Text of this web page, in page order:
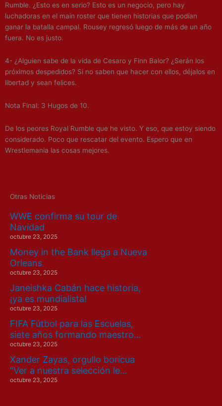
Rumble. ¿Esto es en serio? Esto es un negocio, pero hay
luchadoras en el main roster que tienen historias que podían
ganar la batalla campal. Rousey regresó luego de más de un año
fuera. No es justo.
4- ¿Alguien sabe de la vida de Cesaro y Finn Balor? ¿Serán los
próximos despedidos? Si no saben que hacer con ellos, déjalos en
libertad y sean felices.
Nota Final: 3 Hugos de 10.
De los peores Royal Rumble que he visto. Y eso, que estoy siendo
considerado. Poco que rescatar del evento. Espero que en
Wrestlemania las cosas mejores.
Otras Noticias
WWE confirma su tour de
Navidad
octubre 23, 2025
Money in the Bank llega a Nueva
Orleans
octubre 23, 2025
Janeishka Cabán hace historia,
¡ya es mundialista!
octubre 23, 2025
FIFA Fútbol para las Escuelas,
siete años formando maestro…
octubre 23, 2025
Xander Zayas, orgullo boricua
“Ver a nuestra selección le…
octubre 23, 2025